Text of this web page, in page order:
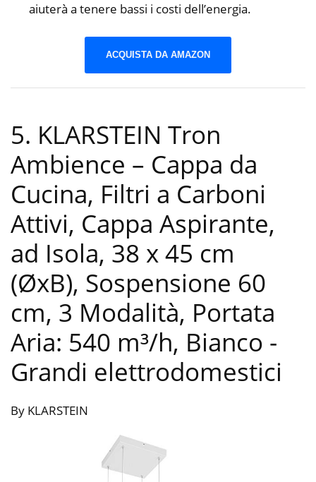
aiuterà a tenere bassi i costi dell’energia.
ACQUISTA DA AMAZON
5. KLARSTEIN Tron
Ambience – Cappa da
Cucina, Filtri a Carboni
Attivi, Cappa Aspirante,
ad Isola, 38 x 45 cm
(ØxB), Sospensione 60
cm, 3 Modalità, Portata
Aria: 540 m³/h, Bianco -
Grandi elettrodomestici
By KLARSTEIN